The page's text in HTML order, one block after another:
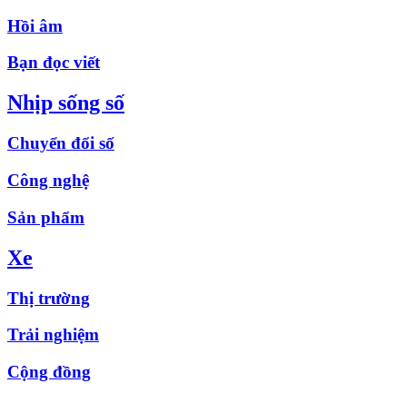
Hồi âm
Bạn đọc viết
Nhịp sống số
Chuyển đổi số
Công nghệ
Sản phẩm
Xe
Thị trường
Trải nghiệm
Cộng đồng